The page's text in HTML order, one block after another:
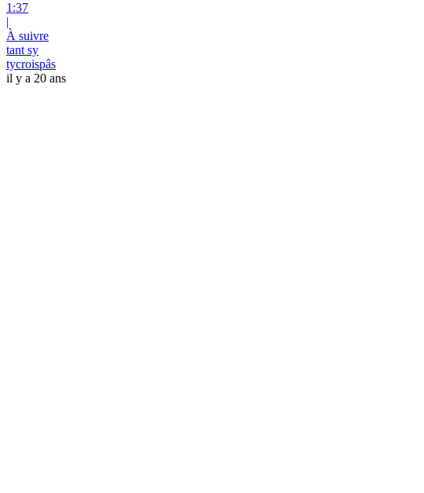
1:37
|
À suivre
tant sy
tycroispâs
il y a 20 ans